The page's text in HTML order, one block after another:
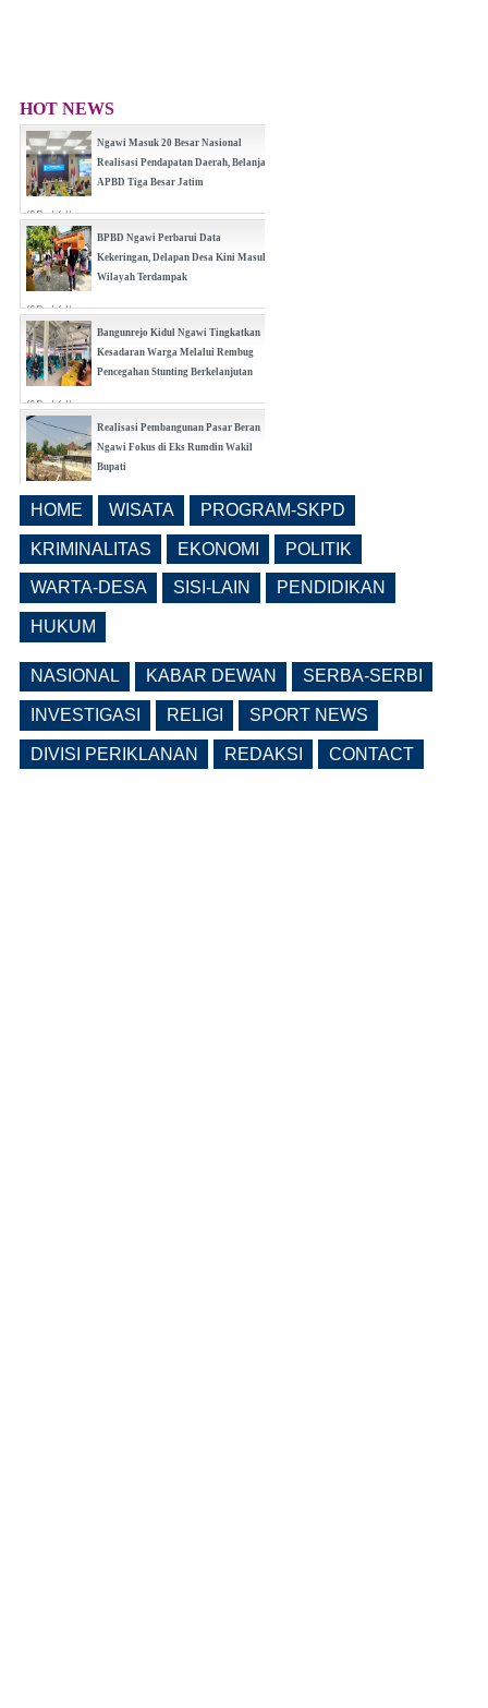
HOT NEWS
Ngawi Masuk 20 Besar Nasional
Realisasi Pendapatan Daerah, Belanja
APBD Tiga Besar Jatim
(0 Reply(s))
BPBD Ngawi Perbarui Data
Kekeringan, Delapan Desa Kini Masuk
Wilayah Terdampak
(0 Reply(s))
Bangunrejo Kidul Ngawi Tingkatkan
Kesadaran Warga Melalui Rembug
Pencegahan Stunting Berkelanjutan
(0 Reply(s))
Realisasi Pembangunan Pasar Beran
Ngawi Fokus di Eks Rumdin Wakil
Bupati
Buka Seleksi Direktur PDAM Definitif
(0 Reply(s))
HOME WISATA PROGRAM-SKPD
KRIMINALITAS EKONOMI POLITIK
WARTA-DESA SISI-LAIN PENDIDIKAN
HUKUM
NASIONAL KABAR DEWAN SERBA-SERBI
INVESTIGASI RELIGI SPORT NEWS
DIVISI PERIKLANAN REDAKSI CONTACT